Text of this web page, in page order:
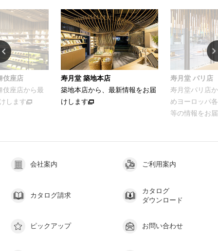
伎座店
伎座店から最
します
寿月堂 築地本店
築地本店から、最新情報をお届
けします
寿月堂 パリ店
寿月堂パリ店
めヨーロッパ
等の情報をお
会社案内 ご利用案内
カタログ請求
カタログ
ダウンロード
ピックアップ お問い合わせ